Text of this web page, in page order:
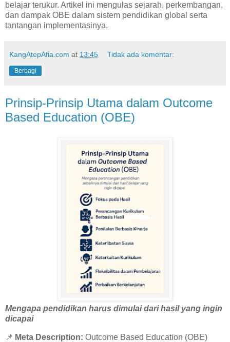
belajar terukur. Artikel ini mengulas sejarah, perkembangan,
dan dampak OBE dalam sistem pendidikan global serta
tantangan implementasinya.
KangAtepAfia.com at 13:45 Tidak ada komentar:
Berbagi
Prinsip-Prinsip Utama dalam Outcome
Based Education (OBE)
Mengapa pendidikan harus dimulai dari hasil yang ingin
dicapai
📌 Meta Description: Outcome Based Education (OBE)